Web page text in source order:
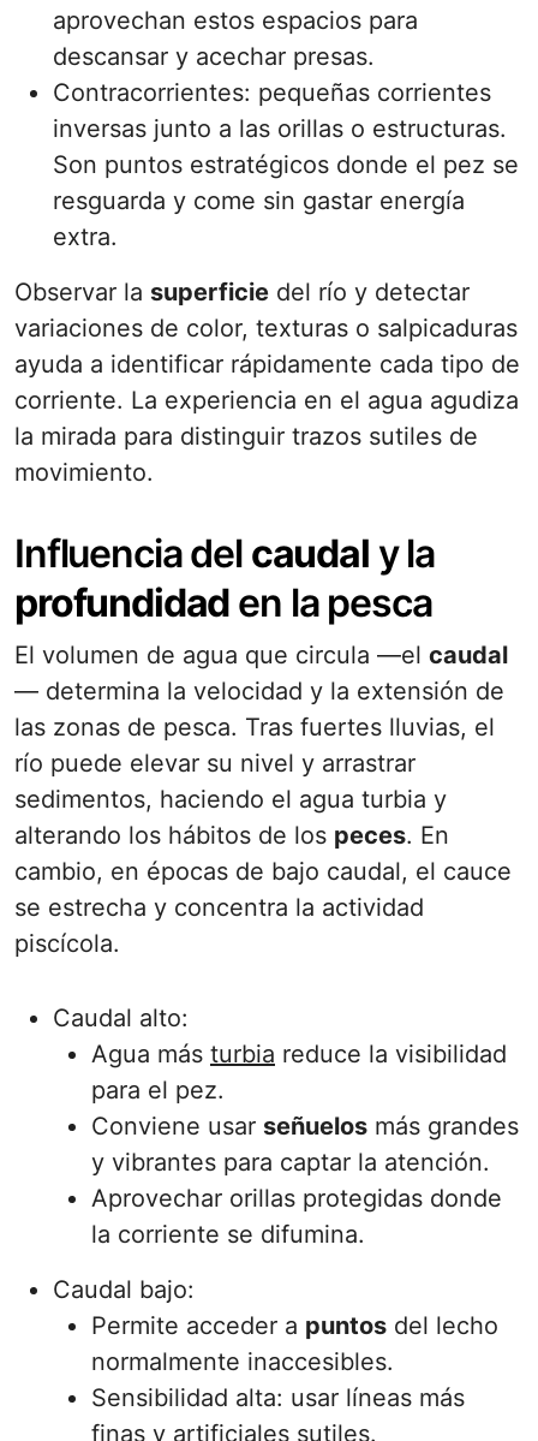
aprovechan estos espacios para
descansar y acechar presas.
Contracorrientes: pequeñas corrientes
inversas junto a las orillas o estructuras.
Son puntos estratégicos donde el pez se
resguarda y come sin gastar energía
extra.
Observar la superficie del río y detectar
variaciones de color, texturas o salpicaduras
ayuda a identificar rápidamente cada tipo de
corriente. La experiencia en el agua agudiza
la mirada para distinguir trazos sutiles de
movimiento.
Influencia del caudal y la
profundidad en la pesca
El volumen de agua que circula —el caudal
— determina la velocidad y la extensión de
las zonas de pesca. Tras fuertes lluvias, el
río puede elevar su nivel y arrastrar
sedimentos, haciendo el agua turbia y
alterando los hábitos de los peces. En
cambio, en épocas de bajo caudal, el cauce
se estrecha y concentra la actividad
piscícola.
Caudal alto:
Agua más turbia reduce la visibilidad
para el pez.
Conviene usar señuelos más grandes
y vibrantes para captar la atención.
Aprovechar orillas protegidas donde
la corriente se difumina.
Caudal bajo:
Permite acceder a puntos del lecho
normalmente inaccesibles.
Sensibilidad alta: usar líneas más
finas y artificiales sutiles.